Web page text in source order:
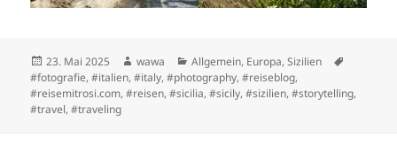
Posted
on
23. Mai 2025 Author
wawa Categories
Allgemein, Europa,Sizilien
#fotografie,#italien,#italy,#photography,#reiseblog,
#reisemitrosi.com,#reisen,#sicilia,#sicily,#sizilien,#storytelling,
#travel,#traveling